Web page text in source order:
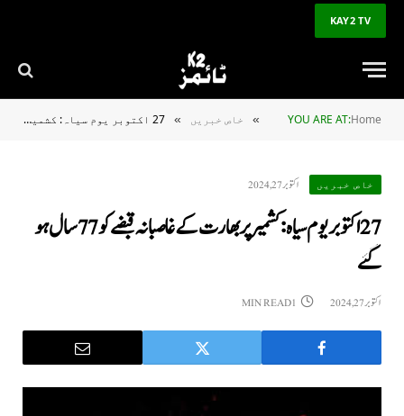
KAY2 TV
YOU ARE AT:Home
» خاص خبریں » 27 اکتوبر یوم سیاہ: کشمیر پر بھارت کے غاصبانہ قبضےکو 77 سال ہو گئے
خاص خبریں اکتوبر 27, 2024
27 اکتوبر یوم سیاہ: کشمیر پر بھارت کے غاصبانہ قبضےکو 77 سال ہو
گئے
اکتوبر 27, 2024 1 MIN READ